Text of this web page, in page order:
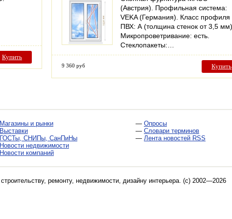
Купить
(Австрия). Профильная система:
VEKA (Германия). Класс профиля
ПВХ: А (толщина стенок от 3,5
Микропроветривание: есть.
Стеклопакеты:…
9 360 руб Купить
Магазины и рынки
Выставки
ГОСТы, СНИПы, СанПиНы
Новости недвижимости
Новости компаний
— Опросы
— Словари терминов
— Лента новостей RSS
строительству, ремонту, недвижимости, дизайну интерьера. (c) 2002—2026